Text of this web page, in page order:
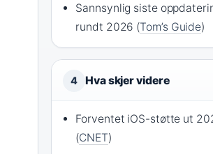
Sannsynlig siste
rundt 2026 (Tom’s Guide)
4 Hva skjer videre
Forventet iOS-støtte ut
(CNET)